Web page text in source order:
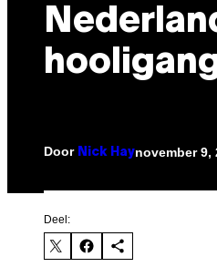
Door Nick Haynovember 9,
Deel: